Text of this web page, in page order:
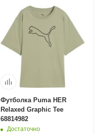
Футболка Puma HER
Relaxed Graphic Tee
68814982
Достаточно